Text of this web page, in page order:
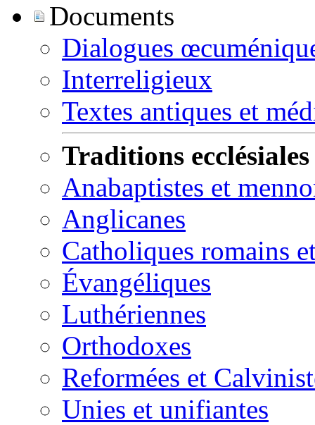
Documents
Dialogues
Interreligieux
Textes antiques et
Traditions ecclésiales
Anabaptistes et
Anglicanes
Catholiques romains
Évangéliques
Luthériennes
Orthodoxes
Reformées et
Unies et unifiantes